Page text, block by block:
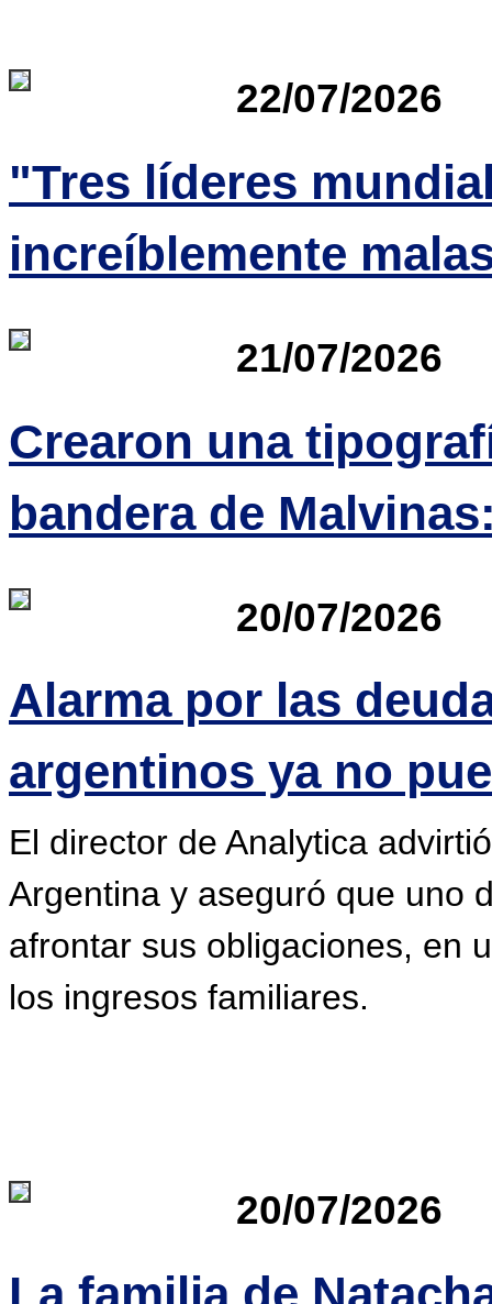
22/07/2026
"Tres líderes
increíblemente
21/07/2026
Crearon una
bandera de
20/07/2026
Alarma por las
argentinos ya no
El director de Analytica
Argentina y aseguró que uno
afrontar sus obligaciones, en
los ingresos familiares.
20/07/2026